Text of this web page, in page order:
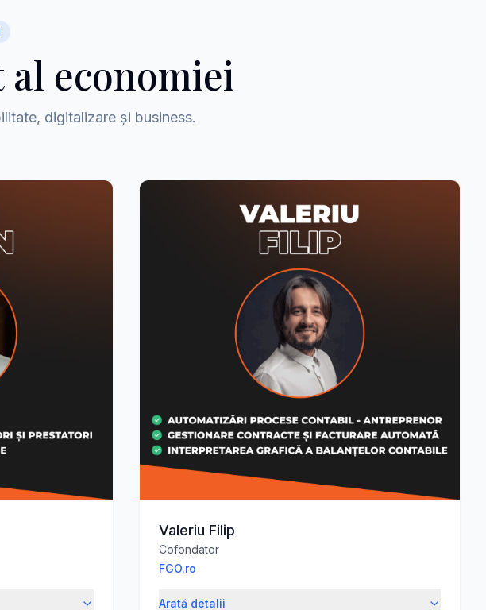
economiei
digitalizare și business.
Valeriu Filip
Cofondator
FGO.ro
Arată detalii